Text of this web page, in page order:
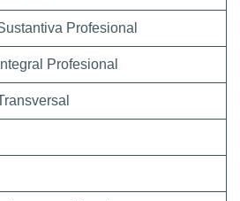
Profesional
Profesional